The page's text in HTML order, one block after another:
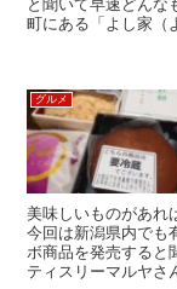
と聞いて早速どんな
町にある「よし家（
グルメ
美味しいものがあれ
今回は新潟県内でも
ボ商品を発売すると
ティスリーマルヤさ